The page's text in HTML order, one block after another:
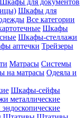
Шкафы для документов
Шкафы для
Все категории
Шкафы
Шкафы-стеллажи
аптечки Трейзеры
Матрасы Системы
на матрасы Одеяла и
Шкафы-сейфы
металлические